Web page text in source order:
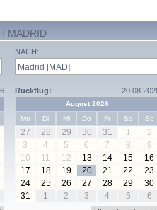
MADRID
NACH:
Rückflug:
August 2026
Mo
Di Mi Do Fr Sa So
27 28 29 30 31 1
2
3
4 5 6 7 8
9
10
11 12 13 14 15
16
17
18 19 20 21 22
23
24
25 26 27 28 29
30
31
1 2 3 4 5 6